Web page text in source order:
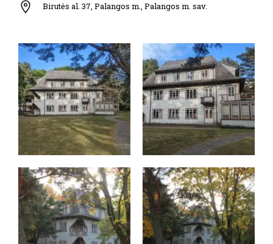
Birutės al. 37, Palangos m., Palangos m. sav.